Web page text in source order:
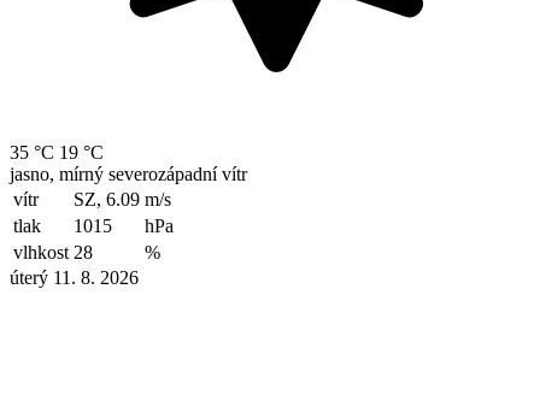
35 °C 19 °C
jasno, mírný severozápadní vítr
vítr
SZ, 6.09 m/s
tlak
1015
hPa
vlhkost 28
%
úterý 11. 8. 2026